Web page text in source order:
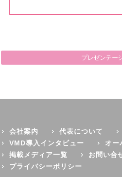
プレス
プレゼンテー
会社案内 代表について
VMD導入インタビュー
オー
掲載メディア一覧
お問い合
プライバシーポリシー